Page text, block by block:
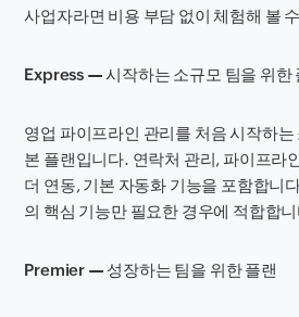
사업자라면 비용 부담 없이 체험해 볼
Express — 시작하는 소규모 팀을 위한
영업 파이프라인 관리를 처음 시작하는
본 플랜입니다. 연락처 관리, 파이프라
더 연동, 기본 자동화 기능을 포함합니
의 핵심 기능만 필요한 경우에 적합합
Premier — 성장하는 팀을 위한 플랜